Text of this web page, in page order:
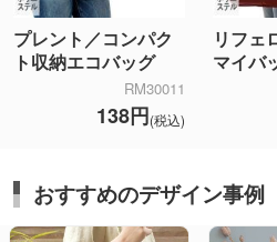
プレント／コンパク
ト収納エコバッグ
RM30011
138円(税込)
リフェ
マイバ
おすすめのデザイン事例